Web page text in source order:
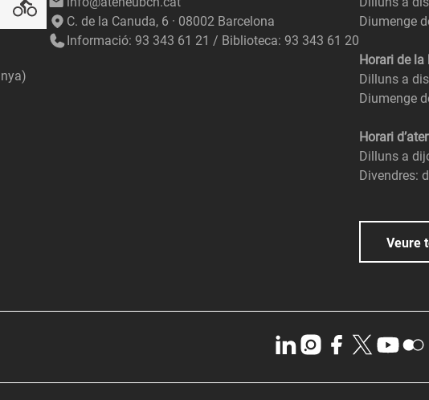
C. de la Canuda, 6 · 08002 Barcelona
Informació: 93 343 61 21 / Biblioteca: 93 343 61 20
Diumenge
Horari de
Dilluns a
Diumenge
Horari
Dilluns a
Divendres:
Veure